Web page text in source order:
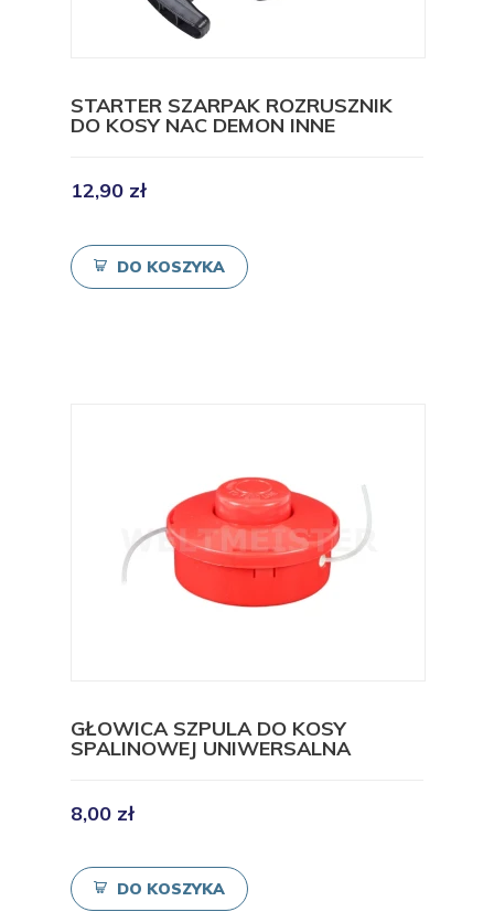
STARTER SZARPAK ROZRUSZNIK
DO KOSY NAC DEMON INNE
12,90 zł
DO KOSZYKA
GŁOWICA SZPULA DO KOSY
SPALINOWEJ UNIWERSALNA
8,00 zł
DO KOSZYKA